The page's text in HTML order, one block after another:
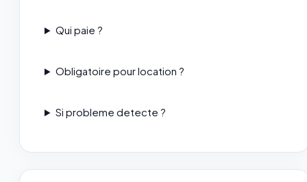
Qui paie ?
Obligatoire pour location ?
Si probleme detecte ?